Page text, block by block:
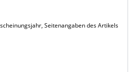
Seitenangaben des Artikels